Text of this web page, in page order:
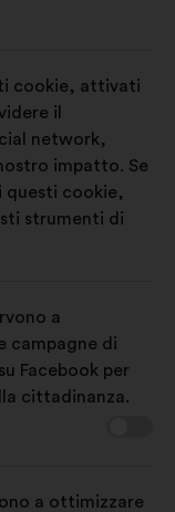
cookie, attivati
il
network,
impatto. Se
questi cookie,
strumenti di
a
campagne di
Facebook per
cittadinanza.
a ottimizzare